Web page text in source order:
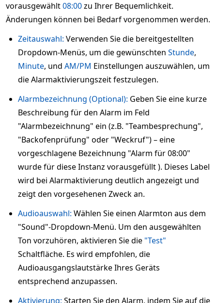
vorausgewählt08:00zu Ihrer Bequemlichkeit.
Änderungen können bei Bedarf vorgenommen werden.
Zeitauswahl: Verwenden Sie die bereitgestellten
Dropdown-Menüs, um die gewünschten Stunde,
Minute, und AM/PM Einstellungen auszuwählen, um
die Alarmaktivierungszeit festzulegen.
Alarmbezeichnung (Optional): Geben Sie eine kurze
Beschreibung für den Alarm im Feld
"Alarmbezeichnung" ein (z.B. "Teambesprechung",
"Backofenprüfung" oder "Weckruf") – eine
vorgeschlagene Bezeichnung "Alarm für 08:00"
wurde für diese Instanz vorausgefüllt ). Dieses Label
wird bei Alarmaktivierung deutlich angezeigt und
zeigt den vorgesehenen Zweck an.
Audioauswahl: Wählen Sie einen Alarmton aus dem
"Sound"-Dropdown-Menü. Um den ausgewählten
Ton vorzuhören, aktivieren Sie die "Test"
Schaltfläche. Es wird empfohlen, die
Audioausgangslautstärke Ihres Geräts
entsprechend anzupassen.
Aktivierung: Starten Sie den Alarm, indem Sie auf die